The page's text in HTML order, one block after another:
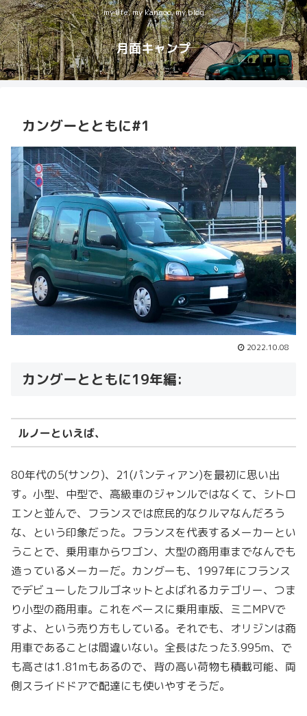
my life, my kangoo, my blog
月面キャンプ
カングーとともに#1
2022.10.08
カングーとともに19年編:
ルノーといえば、
80年代の5(サンク)、21(パンティアン)を最初に思い出
す。小型、中型で、高級車のジャンルではなくて、シトロ
エンと並んで、フランスでは庶民的なクルマなんだろう
な、という印象だった。フランスを代表するメーカーとい
うことで、乗用車からワゴン、大型の商用車までなんでも
造っているメーカーだ。カングーも、1997年にフランス
でデビューしたフルゴネットとよばれるカテゴリー、つま
り小型の商用車。これをベースに乗用車版、ミニMPVで
すよ、という売り方もしている。それでも、オリジンは商
用車であることは間違いない。全長はたった3.995m、で
も高さは1.81mもあるので、背の高い荷物も積載可能、両
側スライドドアで配達にも使いやすそうだ。